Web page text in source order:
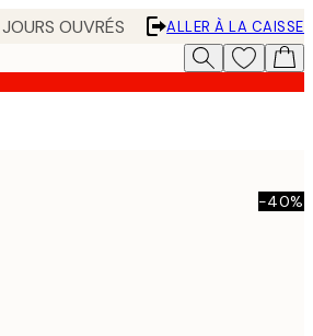
OUVRÉS
ALLER À LA CAISSE
-40%